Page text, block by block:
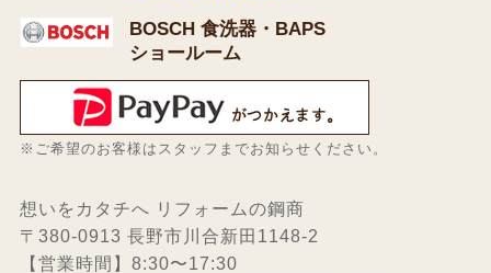
BOSCH 食洗器・BAPS
ショールーム
※ご希望のお客様はスタッフまでお知らせください。
想いをカタチへ リフォームの鋼商
〒380-0913 長野市川合新田1148-2
【営業時間】8:30〜17:30